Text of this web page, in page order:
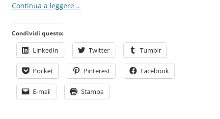
Continua a leggere→
Condividi questo:
LinkedIn Twitter Tumblr
Pocket Pinterest Facebook
E-mail Stampa